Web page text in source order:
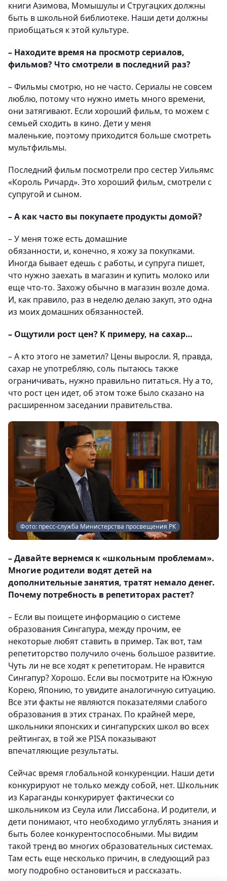
книги Азимова, Момышулы и Стругацких должны
быть в школьной библиотеке. Наши дети должны
приобщаться к этой культуре.
– Находите время на просмотр сериалов,
фильмов? Что смотрели в последний раз?
– Фильмы смотрю, но не часто. Сериалы не совсем
люблю, потому что нужно иметь много времени,
они затягивают. Если хороший фильм, то можем с
семьей сходить в кино. Дети у меня
маленькие, поэтому приходится больше смотреть
мультфильмы.
Последний фильм посмотрели про сестер Уильямс
«Король Ричард». Это хороший фильм, смотрели с
супругой и сыном.
– А как часто вы покупаете продукты домой?
– У меня тоже есть домашние
обязанности, и, конечно, я хожу за покупками.
Иногда бывает едешь с работы, и супруга пишет,
что нужно заехать в магазин и купить молоко или
еще что-то. Захожу обычно в магазин возле дома.
И, как правило, раз в неделю делаю закуп, это одна
из моих домашних обязанностей.
– Ощутили рост цен? К примеру, на сахар…
– А кто этого не заметил? Цены выросли. Я, правда,
сахар не употребляю, соль пытаюсь также
ограничивать, нужно правильно питаться. Ну а то,
что рост цен идет, об этом тоже было сказано на
расширенном заседании правительства.
Фото: пресс-служба Министерства просвещения РК
– Давайте вернемся к «школьным проблемам».
Многие родители водят детей на
дополнительные занятия, тратят немало денег.
Почему потребность в репетиторах растет?
– Если вы поищете информацию о системе
образования Сингапура, между прочим, ее
некоторые любят ставить в пример. Так вот, там
репетиторство получило очень большое развитие.
Чуть ли не все ходят к репетиторам. Не нравится
Сингапур? Хорошо. Если вы посмотрите на Южную
Корею, Японию, то увидите аналогичную ситуацию.
Все эти факты не являются показателями слабого
образования в этих странах. По крайней мере,
школьники японских и сингапурских школ во всех
рейтингах, в той же PISA показывают
впечатляющие результаты.
Сейчас время глобальной конкуренции. Наши дети
конкурируют не только между собой, нет. Школьник
из Караганды конкурирует фактически со
школьником из Сеула или Лиссабона. И родители, и
дети понимают, что необходимо углублять знания и
быть более конкурентоспособными. Мы видим
такой тренд во многих образовательных системах.
Там есть еще несколько причин, в следующий раз
могу подробно остановиться и рассказать.